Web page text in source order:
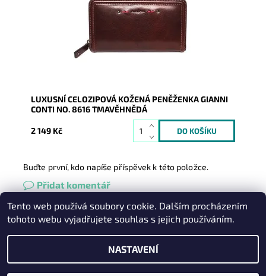
Skladem
9529
Gianni Conti
2 roky
LUXUSNÍ CELOZIPOVÁ KOŽENÁ PENĚŽENKA GIANNI
CONTI NO. 8616 TMAVĚHNĚDÁ
2 149 Kč
Buďte první, kdo napíše příspěvek k této položce.
Přidat komentář
Heureka.cz | Zboží.cz Oázakabelek
2026 © Kabelky pro Vás, všechna práva vyhrazena
Tento web používá soubory cookie. Dalším procházením
tohoto webu vyjadřujete souhlas s jejich používáním.
NASTAVENÍ